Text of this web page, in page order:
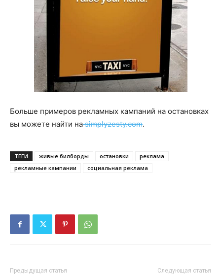
Больше примеров рекламных кампаний на остановках
вы можете найти наsimplyzesty.com.
ТЕГИ живые билборды остановки
реклама
рекламные кампании
социальная реклама
Предыдущая статья Следующая статья